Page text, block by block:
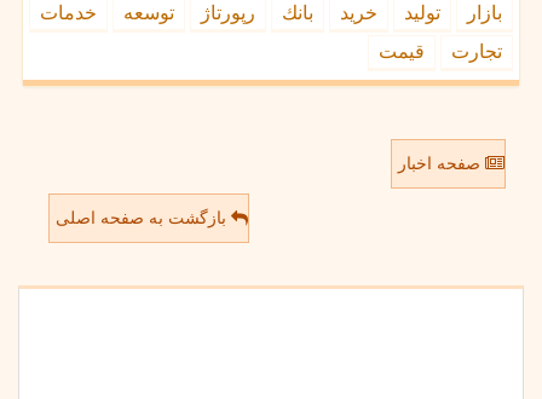
بازار تولید خرید بانك رپورتاژ توسعه
خدمات
تجارت
قیمت
صفحه اخبار
بازگشت به صفحه اصلی